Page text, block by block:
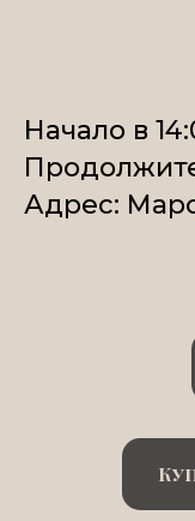
Начало в
Адрес: